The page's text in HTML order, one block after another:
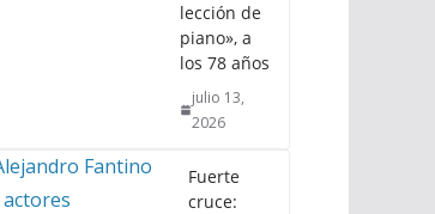
lección de
piano», a
los 78 años
julio 13,
2026
Fuerte
cruce: